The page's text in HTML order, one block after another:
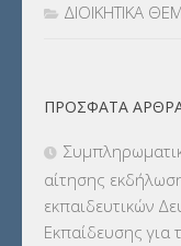
ΔΙΟΙΚΗΤΙΚΑ
ΕΚΔΡΟΜΕΣ
ΕΚΠΑΙΔΕΥΤΙΚΑ
ΕΠΑΛ(366)
ΠΡΌΣΦΑΤΑ
αίτησης
εκπαιδευτικών
Εκπαίδευσης για